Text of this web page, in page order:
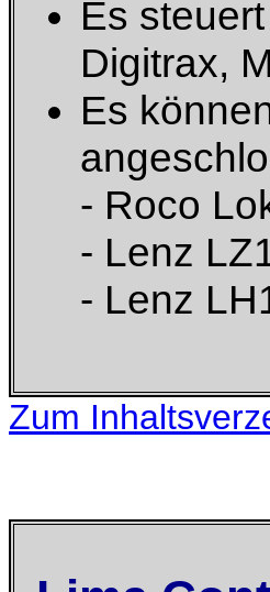
Es
Digitrax,
Es
- Roco
- Lenz
- Lenz
Zum